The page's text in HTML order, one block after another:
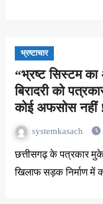
भ्रष्टाचार
“भ्रष्ट सिस्टम
बिरादरी को
कोई अफसोस नहीं
systemkasach
छत्तीसगढ़ के पत्रकार मुकेश चंद्राकर ने ठेकेदार सुरेश चंद्रकार के
खिलाफ सड़क निर्माण में